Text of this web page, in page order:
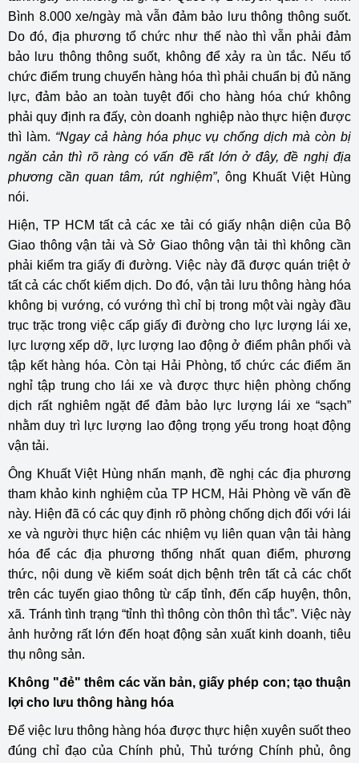
Bình 8.000 xe/ngày mà vẫn đảm bảo lưu thông thông suốt.
Do đó, địa phương tổ chức như thế nào thì vẫn phải đảm
bảo lưu thông thông suốt, không để xảy ra ùn tắc. Nếu tổ
chức điểm trung chuyển hàng hóa thì phải chuẩn bị đủ năng
lực, đảm bảo an toàn tuyệt đối cho hàng hóa chứ không
phải quy định ra đấy, còn doanh nghiệp nào thực hiện được
thì làm. “Ngay cả hàng hóa phục vụ chống dịch mà còn bị
ngăn cản thì rõ ràng có vấn đề rất lớn ở đây, đề nghị địa
phương cần quan tâm, rút nghiệm”, ông Khuất Việt Hùng
nói.
Hiện, TP HCM tất cả các xe tải có giấy nhận diện của Bộ
Giao thông vận tải và Sở Giao thông vận tải thì không cần
phải kiểm tra giấy đi đường. Việc này đã được quán triệt ở
tất cả các chốt kiểm dịch. Do đó, vận tải lưu thông hàng hóa
không bị vướng, có vướng thì chỉ bị trong một vài ngày đầu
trục trặc trong việc cấp giấy đi đường cho lực lượng lái xe,
lực lượng xếp dỡ, lực lượng lao động ở điểm phân phối và
tập kết hàng hóa. Còn tại Hải Phòng, tổ chức các điểm ăn
nghỉ tập trung cho lái xe và được thực hiện phòng chống
dịch rất nghiêm ngặt để đảm bảo lực lượng lái xe “sạch”
nhằm duy trì lực lượng lao động trọng yếu trong hoạt động
vận tải.
Ông Khuất Việt Hùng nhấn mạnh, đề nghị các địa phương
tham khảo kinh nghiệm của TP HCM, Hải Phòng về vấn đề
này. Hiện đã có các quy định rõ phòng chống dịch đối với lái
xe và người thực hiện các nhiệm vụ liên quan vận tải hàng
hóa để các địa phương thống nhất quan điểm, phương
thức, nội dung về kiểm soát dịch bệnh trên tất cả các chốt
trên các tuyến giao thông từ cấp tỉnh, đến cấp huyện, thôn,
xã. Tránh tình trạng “tỉnh thì thông còn thôn thì tắc”. Việc này
ảnh hưởng rất lớn đến hoạt động sản xuất kinh doanh, tiêu
thụ nông sản.
Không "đẻ" thêm các văn bản, giấy phép con; tạo thuận
lợi cho lưu thông hàng hóa
Để việc lưu thông hàng hóa được thực hiện xuyên suốt theo
đúng chỉ đạo của Chính phủ, Thủ tướng Chính phủ, ông